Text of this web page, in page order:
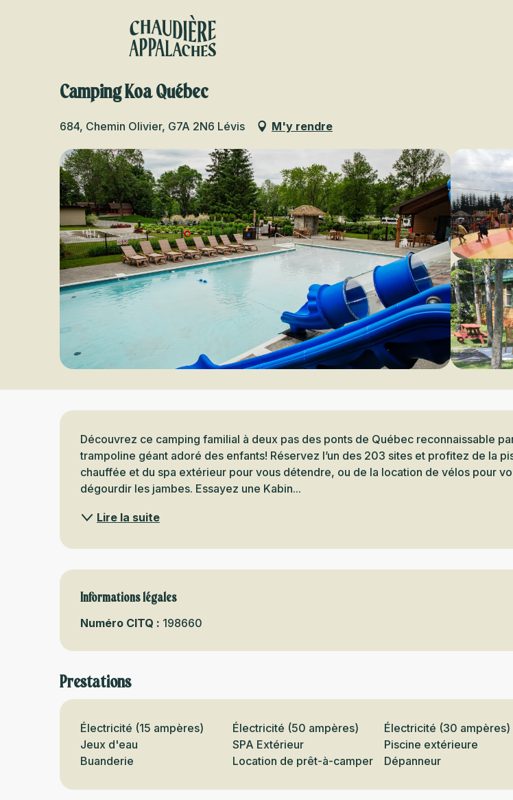
Camping Koa Québec
684, Chemin Olivier, G7A 2N6 Lévis M'y rendre
Description
Découvrez ce camping familial à deux pas des ponts de Québec reconnaissable
trampoline géant adoré des enfants! Réservez l’un des 203 sites et profitez de la
chauffée et du spa extérieur pour vous détendre, ou de la location de vélos pour
dégourdir les jambes. Essayez une Kabin...
Lire la suite
Informations légales
Informations légales
Numéro CITQ : 198660
Prestations
Électricité (15 ampères) Électricité (50 ampères)
Électricité (30 ampères)
Jeux d'eau
SPA Extérieur
Piscine extérieure
Buanderie
Location de prêt-à-camper Dépanneur